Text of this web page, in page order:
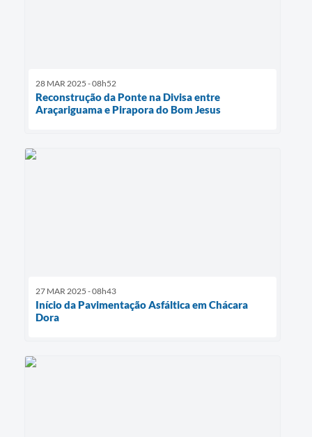
28 MAR 2025 - 08h52
Reconstrução da Ponte na Divisa entre
Araçariguama e Pirapora do Bom Jesus
27 MAR 2025 - 08h43
Início da Pavimentação Asfáltica em Chácara
Dora